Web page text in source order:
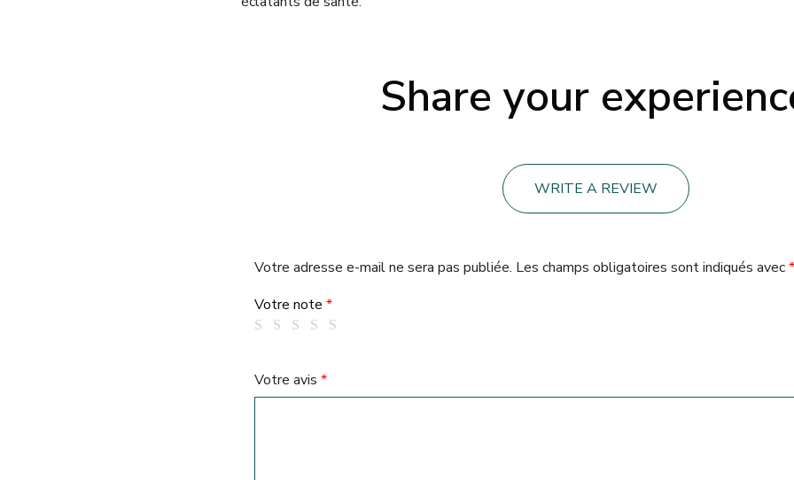
Share your
WRITE A REVIEW
Votre adresse e-mail ne sera pas publiée. Les champs obligatoires sont indiqués avec*
Votre note *
Votre avis *